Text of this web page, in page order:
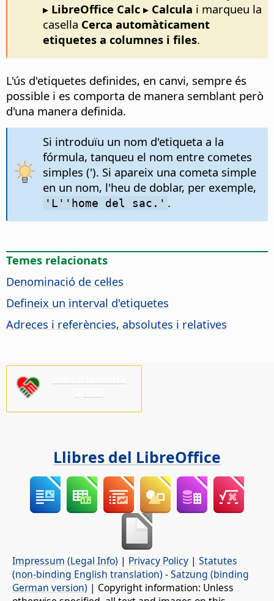
▸ LibreOffice Calc ▸ Calcula i marqueu la
casella Cerca automàticament
etiquetes a columnes i files.
L'ús d'etiquetes definides, en canvi, sempre és
possible i es comporta de manera semblant però
d'una manera definida.
Si introduïu un nom d'etiqueta a la
fórmula, tanqueu el nom entre cometes
simples ('). Si apareix una cometa simple
en un nom, l'heu de doblar, per exemple,
'L''home del sac.' .
Temes relacionats
Denominació de cel·les
Defineix un interval d'etiquetes
Adreces i referències, absolutes i relatives
Llibres del LibreOffice
Impressum (Legal Info) | Privacy Policy | Statutes
(non-binding English translation) -Satzung (binding
German version) | Copyright information: Unless